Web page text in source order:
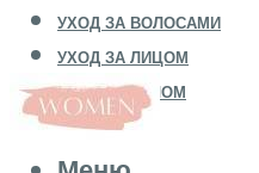
УХОД ЗА ВОЛОСАМИ
УХОД ЗА ЛИЦОМ
УХОД ЗА ТЕЛОМ